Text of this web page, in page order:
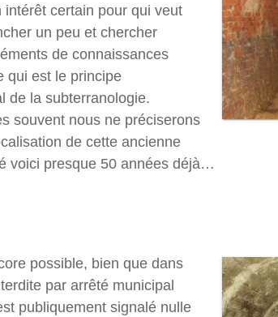
intérêt certain pour qui veut
un peu et chercher
de connaissances
qui est le principe
de la subterranologie.
souvent nous ne préciserons
de cette ancienne
voici presque 50 années déjà…
possible, bien que dans
par arrêté municipal
publiquement signalé nulle